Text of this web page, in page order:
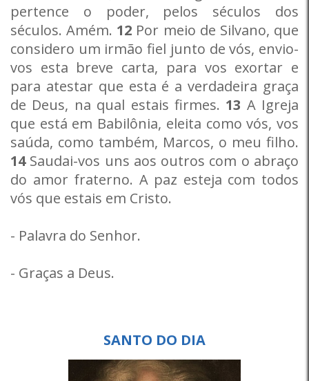
pertence o poder, pelos séculos dos
séculos. Amém. 12 Por meio de Silvano, que
considero um irmão fiel junto de vós, envio-
vos esta breve carta, para vos exortar e
para atestar que esta é a verdadeira graça
de Deus, na qual estais firmes. 13 A Igreja
que está em Babilônia, eleita como vós, vos
saúda, como também, Marcos, o meu filho.
14Saudai-vos uns aos outros com o abraço
do amor fraterno. A paz esteja com todos
vós que estais em Cristo.
- Palavra do Senhor.
- Graças a Deus.
SANTO DO DIA